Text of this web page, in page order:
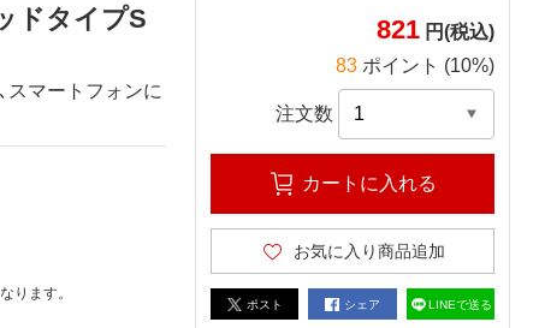
ドタイプS
スマートフォンに
ります。
821 円(税込)
83 ポイント (10%)
注文数
カートに入れる
お気に入り商品追加
ポスト シェア LINEで送る